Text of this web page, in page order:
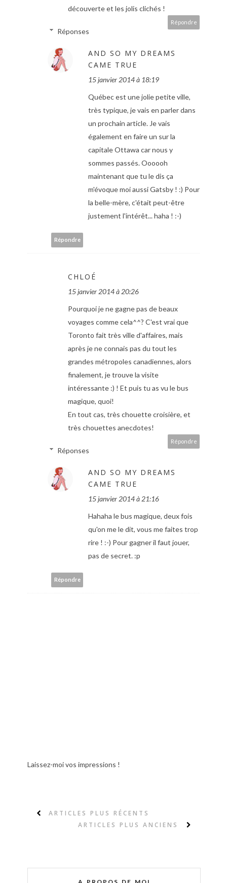
découverte et les jolis clichés !
Répondre
Réponses
AND SO MY DREAMS
CAME TRUE
15 janvier 2014 à 18:19
Québec est une jolie petite ville,
très typique, je vais en parler dans
un prochain article. Je vais
également en faire un sur la
capitale Ottawa car nous y
sommes passés. Oooooh
maintenant que tu le dis ça
m'évoque moi aussi Gatsby ! :) Pour
la belle-mère, c'était peut-être
justement l'intérêt... haha ! :-)
Répondre
CHLOÉ
15 janvier 2014 à 20:26
Pourquoi je ne gagne pas de beaux
voyages comme cela^^? C'est vrai que
Toronto fait très ville d'affaires, mais
après je ne connais pas du tout les
grandes métropoles canadiennes, alors
finalement, je trouve la visite
intéressante :) ! Et puis tu as vu le bus
magique, quoi!
En tout cas, très chouette croisière, et
très chouettes anecdotes!
Répondre
Réponses
AND SO MY DREAMS
CAME TRUE
15 janvier 2014 à 21:16
Hahaha le bus magique, deux fois
qu'on me le dit, vous me faites trop
rire ! :-) Pour gagner il faut jouer,
pas de secret. :p
Répondre
Laissez-moi vos impressions !
ARTICLES PLUS RÉCENTS
ARTICLES PLUS ANCIENS